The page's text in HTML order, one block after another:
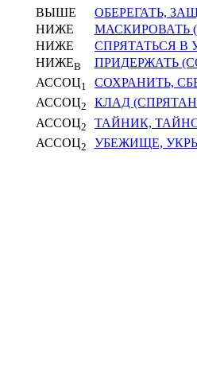
ВЫШЕ
ОБЕРЕГАТЬ,
НИЖЕ
МАСКИРОВАТЬ
НИЖЕ
СПРЯТАТЬСЯ В
НИЖЕВ
ПРИДЕРЖАТЬ
АССОЦ1
СОХРАНИТЬ,
АССОЦ2
КЛАД
АССОЦ2
ТАЙНИК,
АССОЦ2 УБЕЖИЩЕ,